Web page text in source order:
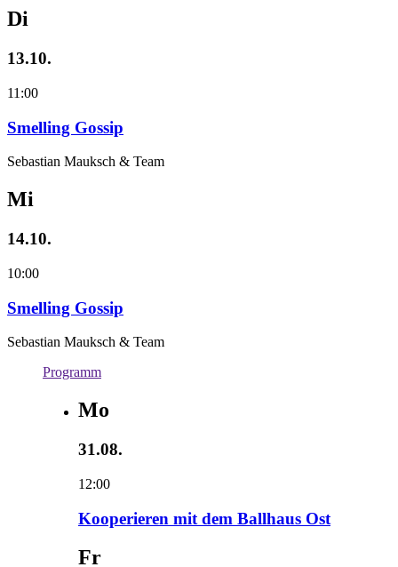
Di
13.10.
11:00
Smelling Gossip
Sebastian Mauksch & Team
Mi
14.10.
10:00
Smelling Gossip
Sebastian Mauksch & Team
Programm
Mo
31.08.
12:00
Kooperieren mit dem Ballhaus Ost
Fr